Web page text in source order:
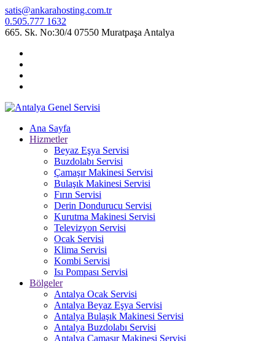
satis@ankarahosting.com.tr
0.505.777 1632
665. Sk. No:30/4 07550 Muratpaşa Antalya
Ana Sayfa
Hizmetler
Beyaz Eşya Servisi
Buzdolabı Servisi
Çamaşır Makinesi Servisi
Bulaşık Makinesi Servisi
Fırın Servisi
Derin Dondurucu Servisi
Kurutma Makinesi Servisi
Televizyon Servisi
Ocak Servisi
Klima Servisi
Kombi Servisi
Isı Pompası Servisi
Bölgeler
Antalya Ocak Servisi
Antalya Beyaz Eşya Servisi
Antalya Bulaşık Makinesi Servisi
Antalya Buzdolabı Servisi
Antalya Çamaşır Makinesi Servisi